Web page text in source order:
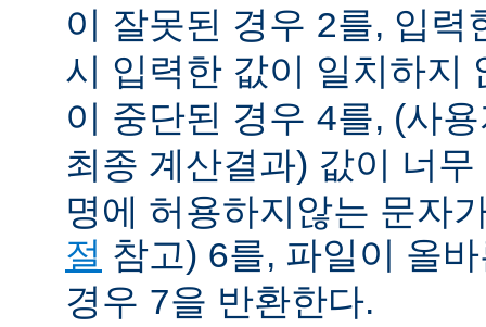
이 잘못된 경우 2를, 입력
시 입력한 값이 일치하지
이 중단된 경우 4를, (사
최종 계산결과) 값이 너
명에 허용하지않는 문자
절 참고) 6를, 파일이 올
경우 7을 반환한다.